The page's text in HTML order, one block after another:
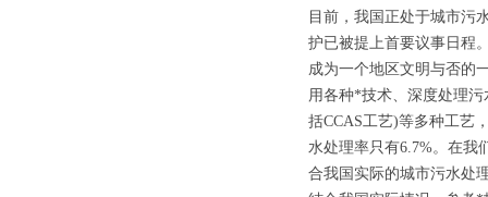
目前，我国正处于城市污
护已被提上首要议事日程
成为一个地区文明与否的
用各种*技术、深度处理
括CCAS工艺)等多种工艺
水处理率只有6.7%。在我
合我国实际的城市污水处